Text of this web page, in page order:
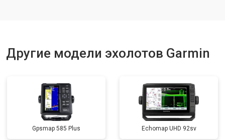
Другие модели эхолотов Garmin
Gpsmap 585 Plus Echomap UHD 92sv